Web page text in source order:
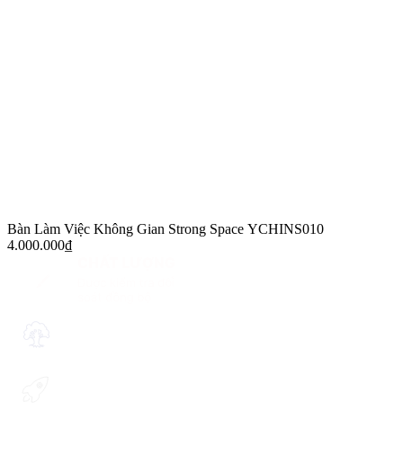
Bàn Làm Việc Không Gian Strong Space YCHINS010
4.000.000₫